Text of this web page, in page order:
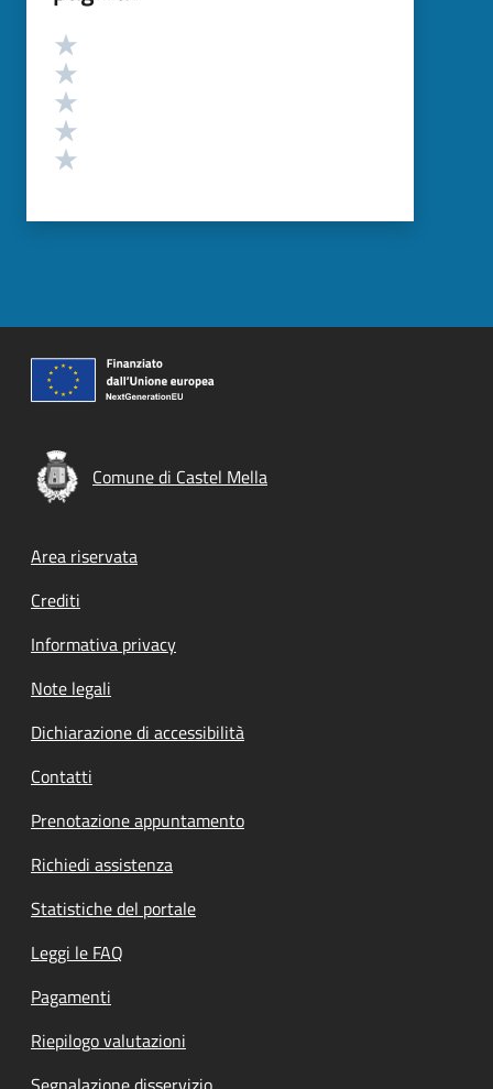
Valutazione
Comune di Castel Mella
Footer menu
Area riservata
Crediti
Informativa privacy
Note legali
Dichiarazione di accessibilità
Contatti
Prenotazione appuntamento
Richiedi assistenza
Statistiche del portale
Leggi le FAQ
Pagamenti
Riepilogo valutazioni